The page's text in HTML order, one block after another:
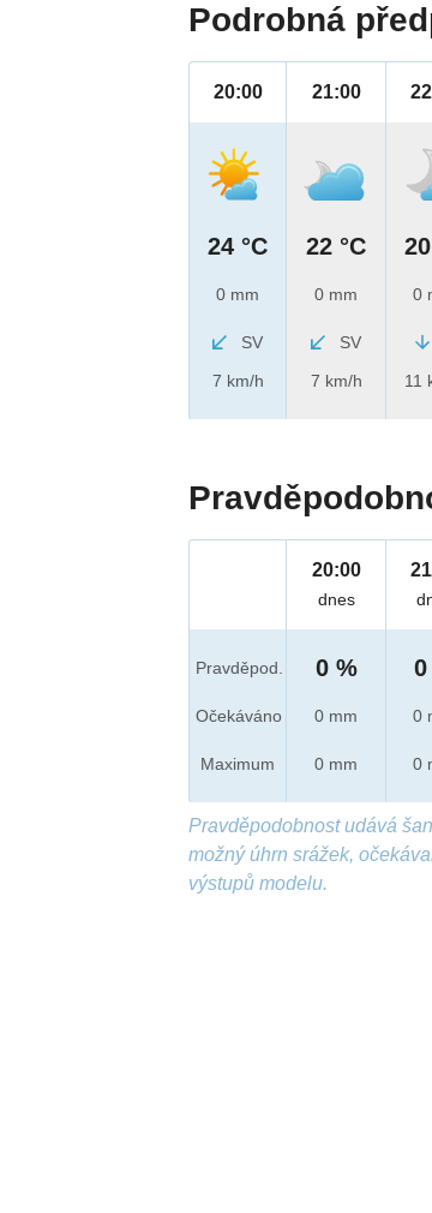
Podrobná
20:00
24 °C
0 mm
SV
7 km/h
21:00
22 °C
0 mm
SV
7 km/h
0
11
Pravděpod.
Očekáváno
Maximum
20:00
dnes
0 %
0 mm
0 mm
0
0
0
Pravděpodobnost udává
možný úhrn srážek,
výstupů modelu.